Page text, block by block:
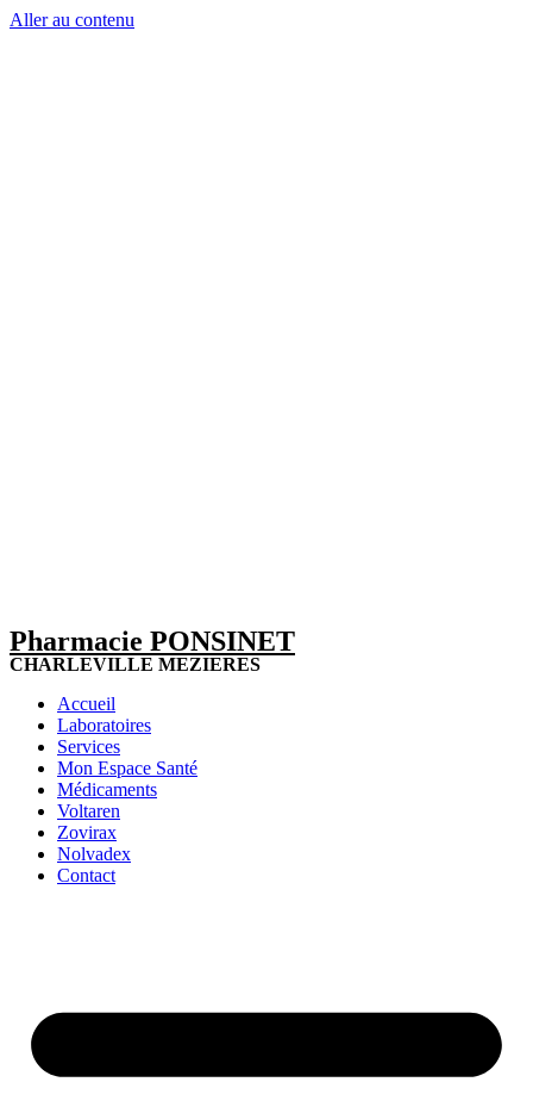
Aller au contenu
Pharmacie PONSINET
CHARLEVILLE MEZIERES
Accueil
Laboratoires
Services
Mon Espace Santé
Médicaments
Voltaren
Zovirax
Nolvadex
Contact